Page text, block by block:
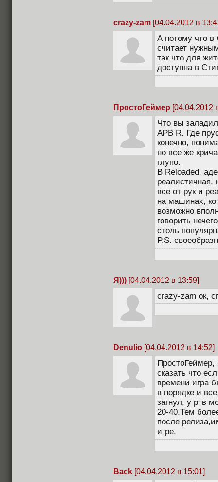
crazy-zam [04.04.2012 в
А потому что в
считает
так что для
доступна в
ПростоГеймер [04.04.2012
Что вы
APB R. Где
конечно,
но все же
глупо.
В Reloaded,
все от рук и
на машинах,
возможно
говорить
столь
P.S.
Я))) [04.04.2012 в 13:59]
crazy-zam ок,
Denulio [04.04.2012 в 14:52]
ПростоГеймер,
сказать что
времени игра
в порядке и
загнул, у ртв
20-40.Тем
после
игре.
Back [04.04.2012 в 15:01]